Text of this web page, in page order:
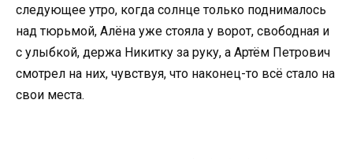
следующее утро, когда солнце только поднималось
над тюрьмой, Алёна уже стояла у ворот, свободная и
с улыбкой, держа Никитку за руку, а Артём Петрович
смотрел на них, чувствуя, что наконец-то всё стало на
свои места.